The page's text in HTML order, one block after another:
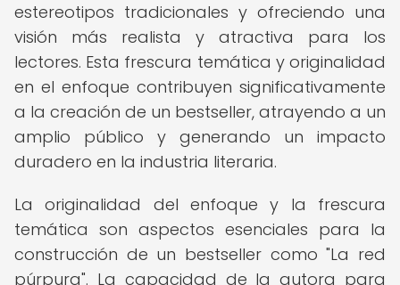
estereotipos tradicionales y ofreciendo una
visión más realista y atractiva para los
lectores. Esta frescura temática y originalidad
en el enfoque contribuyen significativamente
a la creación de un bestseller, atrayendo a un
amplio público y generando un impacto
duradero en la industria literaria.
La originalidad del enfoque y la frescura
temática son aspectos esenciales para la
construcción de un bestseller como "La red
púrpura". La capacidad de la autora para